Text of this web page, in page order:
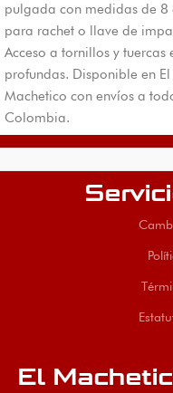
pulgada con medidas de 8
para rachet o llave de
Acceso a tornillos y tuercas
profundas. Disponible en El
Machetico con envíos a
Colombia.
El